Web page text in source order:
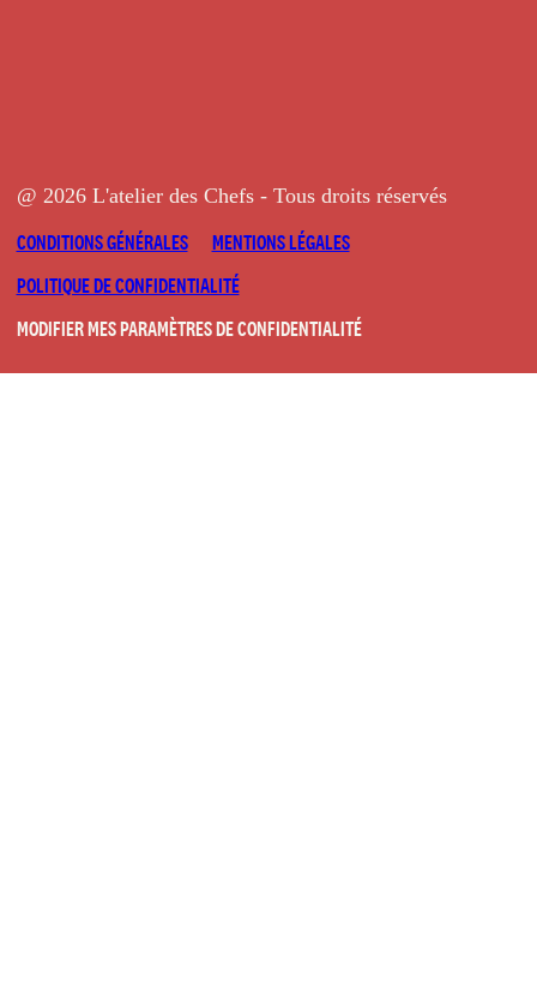
@ 2026 L'atelier des Chefs - Tous droits réservés
CONDITIONS GÉNÉRALES
MENTIONS LÉGALES
POLITIQUE DE CONFIDENTIALITÉ
MODIFIER MES PARAMÈTRES DE CONFIDENTIALITÉ